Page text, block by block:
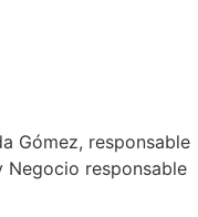
Gómez, responsable
Negocio responsable